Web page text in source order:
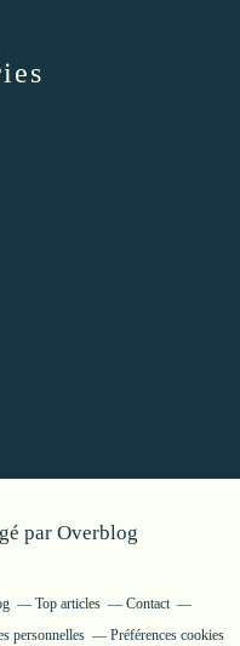
par Overblog
Top articles
Contact
personnelles Préférences cookies